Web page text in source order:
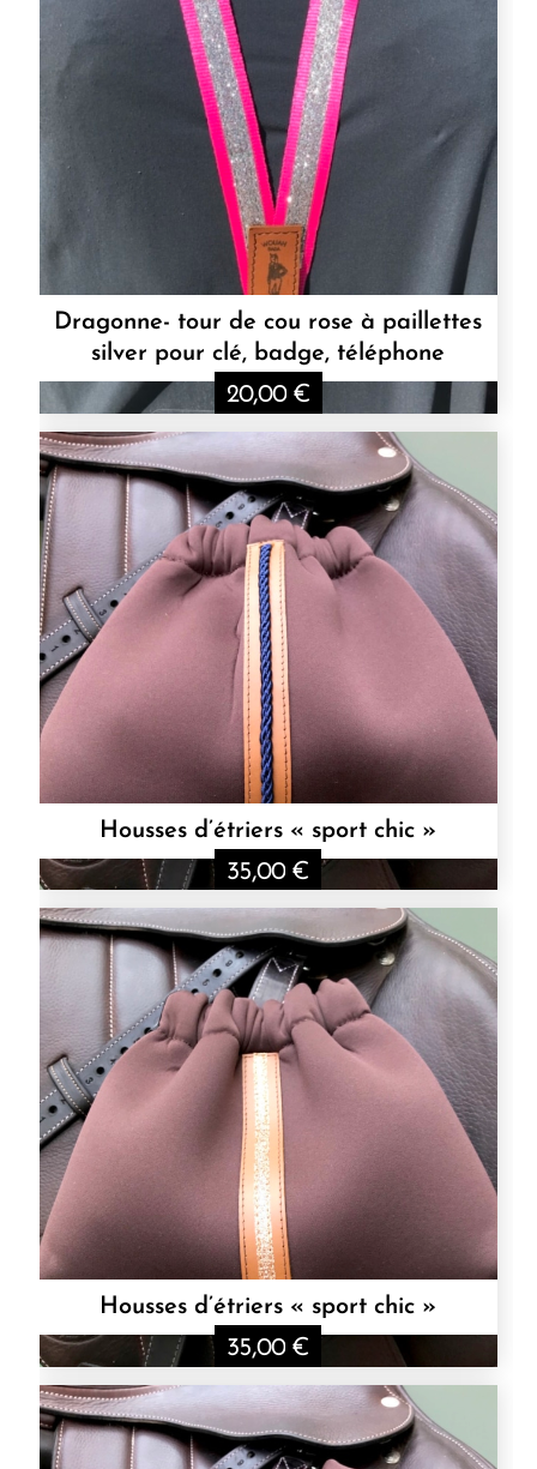
Dragonne- tour de cou rose à paillettes
silver pour clé, badge, téléphone
20,00 €
Housses d’étriers « sport chic »
35,00 €
Housses d’étriers « sport chic »
35,00 €